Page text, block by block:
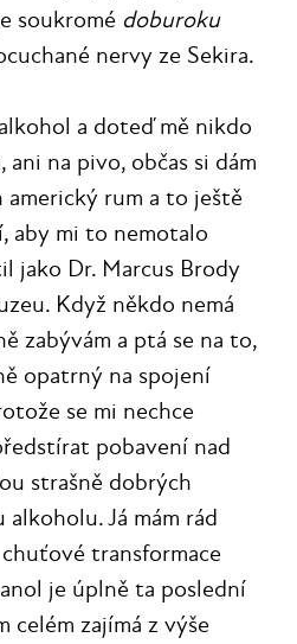
soukromé doburoku
nervy ze Sekira.
a doteď mě nikdo
na pivo, občas si dám
rum a to ještě
aby mi to nemotalo
jako Dr. Marcus Brody
Když někdo nemá
zabývám a ptá se na to,
opatrný na spojení
se mi nechce
pobavení nad
strašně dobrých
alkoholu. Já mám rád
transformace
je úplně ta poslední
celém zajímá z výše